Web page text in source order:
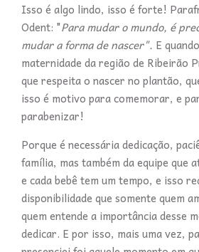
Isso é algo lindo, isso é forte!
Odent: "Para mudar o mundo, é
mudar a forma de nascer". E
maternidade da região de Ribeirão
que respeita o nascer no plantão,
isso é motivo para comemorar, e
parabenizar!
Porque é necessária dedicação,
família, mas também da equipe que
e cada bebê tem um tempo, e isso
disponibilidade que somente quem
quem entende a importância desse
dedicar. E por isso, mais uma vez,